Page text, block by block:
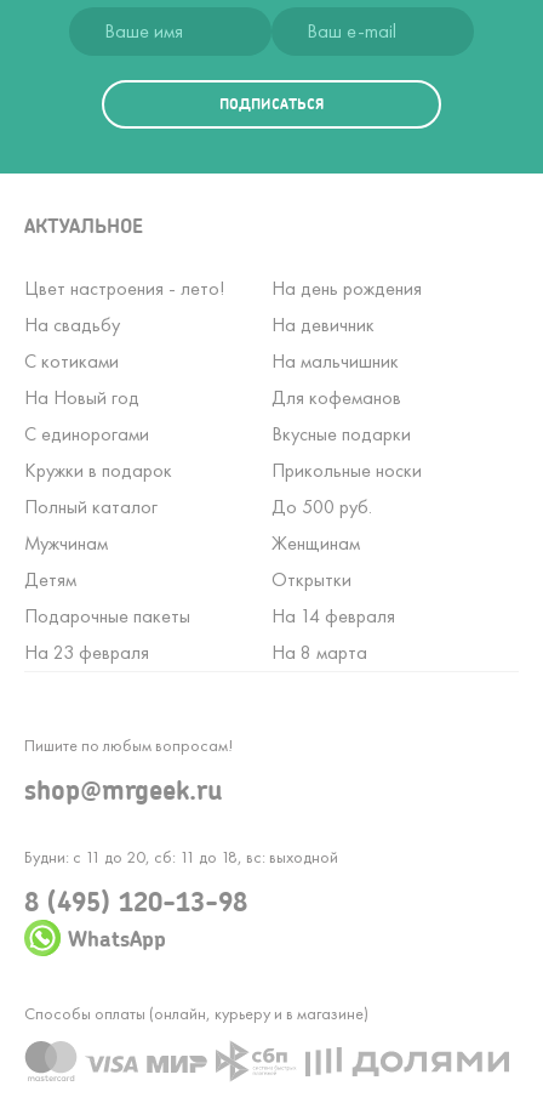
ПОДПИСАТЬСЯ
АКТУАЛЬНОЕ
Цвет настроения - лето!
На день рождения
На свадьбу
На девичник
С котиками
На мальчишник
На Новый год
Для кофеманов
С единорогами
Вкусные подарки
Кружки в подарок
Прикольные носки
Полный каталог
До 500 руб.
Мужчинам
Женщинам
Детям
Открытки
Подарочные пакеты
На 14 февраля
На 23 февраля
На 8 марта
Будни: с 11 до 20, сб: 11 до 18, вс: выходной
8 (495) 120-13-98
WhatsApp
Пишите по любым вопросам!
shop@mrgeek.ru
Способы оплаты (онлайн, курьеру и в магазине)